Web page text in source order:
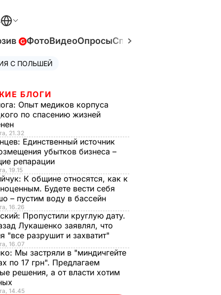
ФотоВидеоОпросыСпецпроекты
С ПОЛЬШЕЙ
БЛОГИ
Опыт медиков корпуса
по спасению жизней
21.32
Единственный источник
убытков бизнеса –
репарации
19.15
К общине относятся, как к
Будете вести себя
– пустим воду в бассейн
16.26
Пропустили круглую дату.
Лукашенко заявлял, что
"все разрушит и захватит"
16.07
Мы застряли в "миндичгейте
по 17 грн". Предлагаем
решения, а от власти хотим
14.45